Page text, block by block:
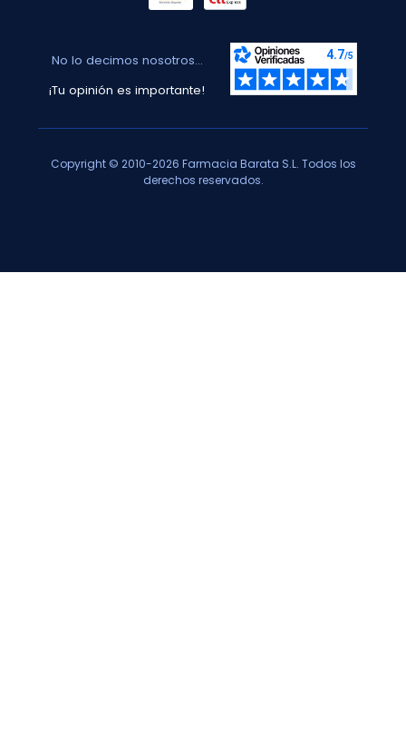
No lo decimos nosotros...
¡Tu opinión es importante!
Copyright © 2010-2026 Farmacia Barata S.L. Todos los
derechos reservados.